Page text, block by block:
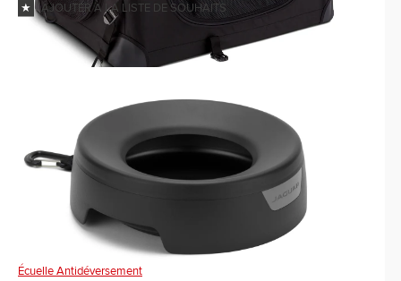
AJOUTER À LA LISTE DE SOUHAITS
Écuelle Antidéversement